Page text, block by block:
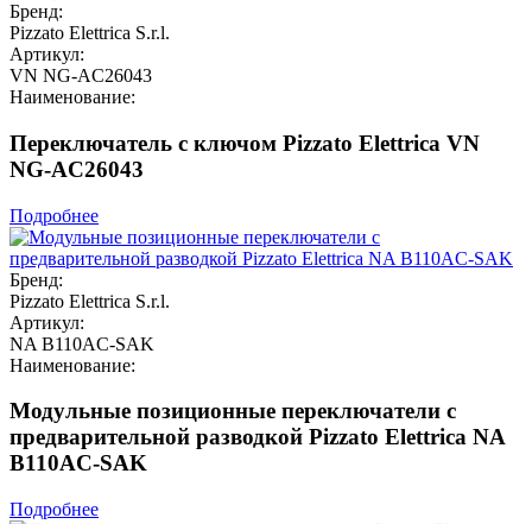
Бренд:
Pizzato Elettrica S.r.l.
Артикул:
VN NG-AC26043
Наименование:
Переключатель с ключом Pizzato Elettrica VN
NG-AC26043
Подробнее
Бренд:
Pizzato Elettrica S.r.l.
Артикул:
NA B110AC-SAK
Наименование:
Модульные позиционные переключатели с
предварительной разводкой Pizzato Elettrica NA
B110AC-SAK
Подробнее